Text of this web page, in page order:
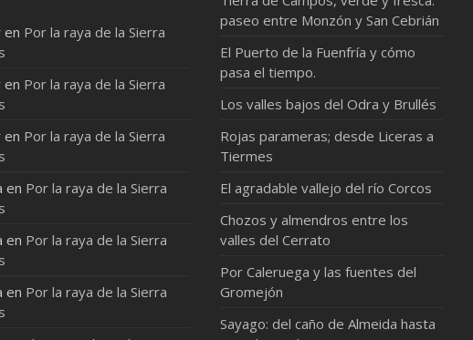
en Por la raya de la Sierra
en Por la raya de la Sierra
en Por la raya de la Sierra
en Por la raya de la Sierra
en Por la raya de la Sierra
en Por la raya de la Sierra
paseo entre Monzón y San Cebrián
El Puerto de la Fuenfría y cómo
pasa el tiempo.
Los valles bajos del Odra y Brullés
Rojas parameras; desde Liceras a
Tiermes
El agradable vallejo del río Corcos
Chozos y almendros entre los
valles del Cerrato
Por Caleruega y las fuentes del
Gromejón
Sayago: del caño de Almeida hasta